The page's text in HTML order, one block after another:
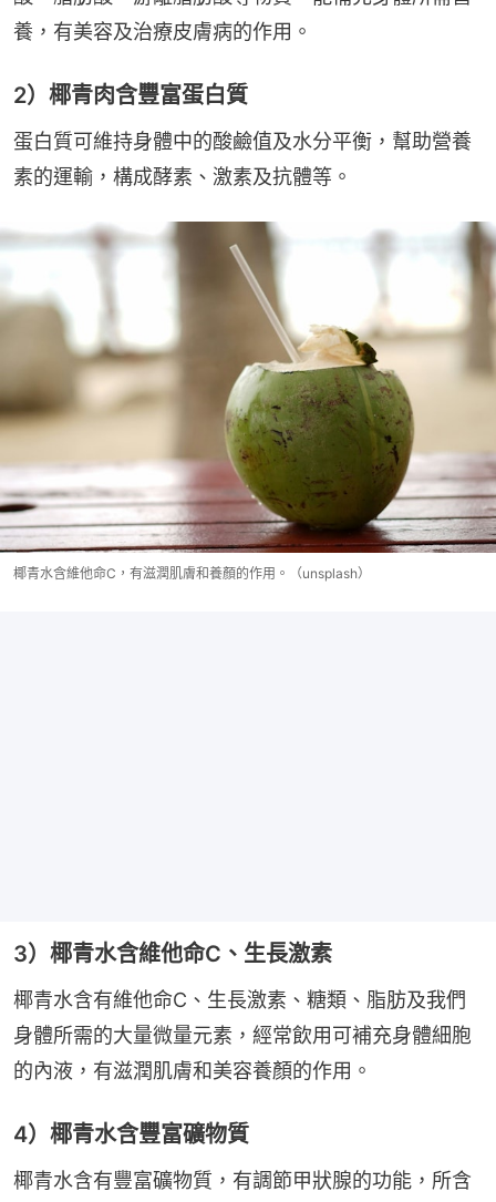
養，有美容及治療皮膚病的作用。
2）椰青肉含豐富蛋白質
蛋白質可維持身體中的酸鹼值及水分平衡，幫助營養
素的運輸，構成酵素、激素及抗體等。
椰青水含維他命C，有滋潤肌膚和養顏的作用。（unsplash）
3）椰青水含維他命C、生長激素
椰青水含有維他命C、生長激素、糖類、脂肪及我們
身體所需的大量微量元素，經常飲用可補充身體細胞
的內液，有滋潤肌膚和美容養顏的作用。
4）椰青水含豐富礦物質
椰青水含有豐富礦物質，有調節甲狀腺的功能，所含